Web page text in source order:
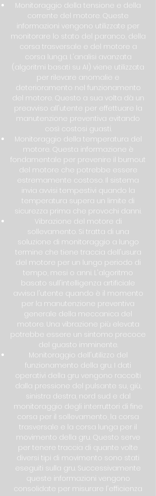
Monitoraggio della tensione e della
corrente del motore. Queste
informazioni vengono utilizzate per
monitorare lo stato del paranco, della
corsa trasversale e del motore a
corsa lunga. L'analisi avanzata
(algoritmi basati su AI) viene utilizzata
per rilevare anomalie e
deterioramento nel funzionamento
del motore. Questo a sua volta dà un
preavviso all'utente per effettuare la
manutenzione preventiva evitando
così costosi guasti.
Monitoraggio della temperatura del
motore. Questa informazione è
fondamentale per prevenire il burnout
del motore che potrebbe essere
estremamente costoso. Il sistema
invia avvisi tempestivi quando la
temperatura supera un limite di
sicurezza prima che provochi danni.
Vibrazione del motore di
sollevamento. Si tratta di una
soluzione di monitoraggio a lungo
termine che tiene traccia dell'usura
del motore per un lungo periodo di
tempo, mesi o anni. L'algoritmo
basato sull'intelligenza artificiale
avvisa l'utente quando è il momento
per la manutenzione preventiva
generale della meccanica del
motore. Una vibrazione più elevata
potrebbe essere un sintomo precoce
del guasto imminente.
Monitoraggio dell'utilizzo del
funzionamento della gru. I dati
operativi della gru vengono raccolti
dalla pressione del pulsante su, giù,
sinistra destra, nord sud e dal
monitoraggio degli interruttori di fine
corsa per il sollevamento, la corsa
trasversale e la corsa lunga per il
movimento della gru. Questo serve
per tenere traccia di quante volte
diversi tipi di movimento sono stati
eseguiti sulla gru. Successivamente
queste informazioni vengono
consolidate per misurare l'efficienza